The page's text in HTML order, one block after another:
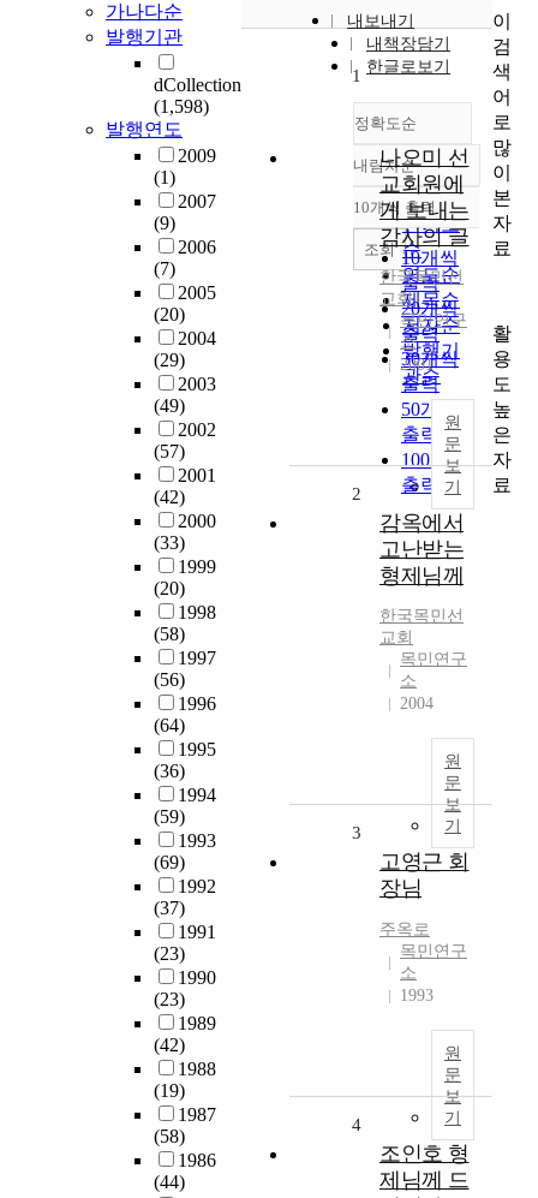
가나다순
발행기관
dCollection
(1,598)
발행연도
2009
(1)
2007
(9)
2006
(7)
2005
(20)
2004
(29)
2003
(49)
2002
(57)
2001
(42)
2000
(33)
1999
(20)
1998
(58)
1997
(56)
1996
(64)
1995
(36)
1994
(59)
1993
(69)
1992
(37)
1991
(23)
1990
(23)
1989
(42)
1988
(19)
1987
(58)
1986
(44)
내보내기
내책장담기
한글로보기
정확도순
정확도
순
인기도
순
연도순
제목순
저자순
발행기
관순
내림차순
내림차순
10개씩 출력
10개씩
출력
20개씩
출력
30개씩
출력
50개씩
출력
100개씩
출력
조회
1
나오미 선
교회원에
게 보내는
감사의 글
한국목민선
교회
목민연구
소
2001
원
문
보
기
2
감옥에서
고난받는
형제님께
한국목민선
교회
목민연구
소
2004
원
문
보
기
3
고영근 회
장님
주옥로
목민연구
소
1993
원
문
보
기
4
조인호 형
제님께 드
이
검
색
어
로
많
이
본
자
료
활
용
도
높
은
자
료